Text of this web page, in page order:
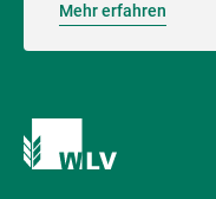
Mehr erfahren